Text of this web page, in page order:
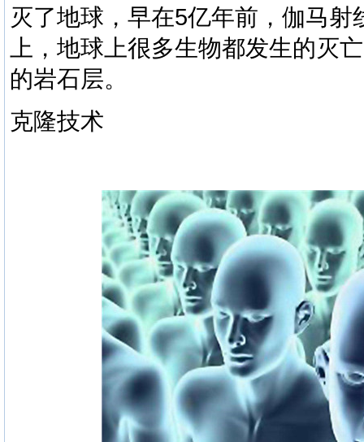
灭了地球，早在5亿年前，伽马
上，地球上很多生物都发生的灭
的岩石层。
克隆技术